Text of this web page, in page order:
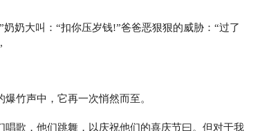
奶大叫：“扣你压岁钱!”爸爸恶狠狠的威胁：“过了
竹声中，它再一次悄然而至。
歌，他们跳舞，以庆祝他们的喜庆节曰。但对于我